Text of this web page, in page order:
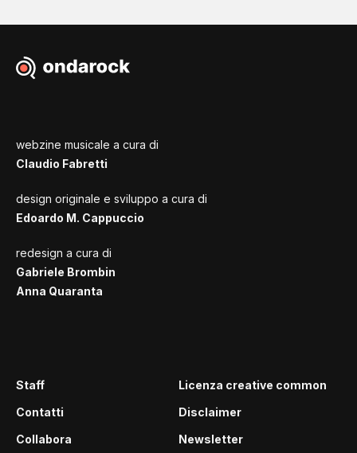
webzine musicale a cura di
Claudio Fabretti
design originale e sviluppo a cura di
Edoardo M. Cappuccio
redesign a cura di
Gabriele Brombin
Anna Quaranta
Staff
Contatti
Collabora
Licenza creative common
Disclaimer
Newsletter